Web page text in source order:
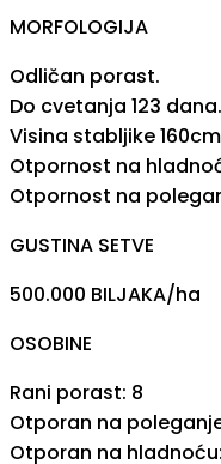
MORFOLOGIJA
Odličan porast.
Do cvetanja 123 dana.
Visina stabljike 160cm
Otpornost na
Otpornost na
GUSTINA SETVE
500.000 BILJAKA/ha
OSOBINE
Rani porast: 8
Otporan na
Otporan na